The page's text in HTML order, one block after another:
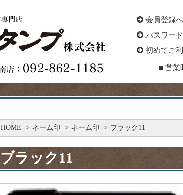
会員登録へ
パスワー
初めてご
■ 営
HOME -> ネーム印 -> ネーム印 -> ブラック11
ブラック11